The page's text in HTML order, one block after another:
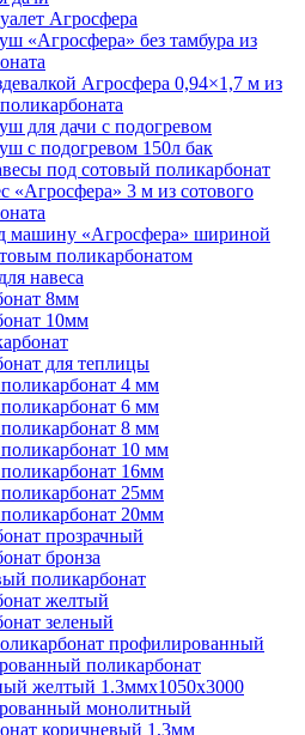
Агросфера
«Агросфера» без тамбура из
Агросфера 0,94×1,7 м из
для дачи с подогревом
с подогревом 150л бак
под сотовый поликарбонат
«Агросфера» 3 м из сотового
машину «Агросфера» шириной
поликарбонатом
навеса
8мм
10мм
для теплицы
4 мм
6 мм
8 мм
10 мм
16мм
25мм
20мм
прозрачный
бронза
поликарбонат
желтый
зеленый
профилированный
поликарбонат
желтый 1.3ммх1050х3000
монолитный
коричневый 1,3мм